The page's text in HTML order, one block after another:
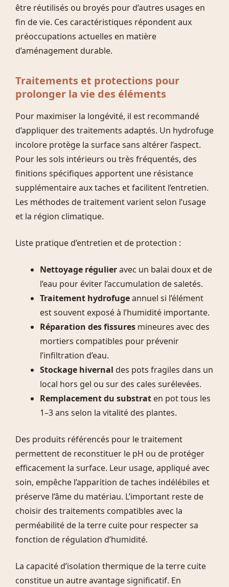
être réutilisés ou broyés pour d’autres usages en
fin de vie. Ces caractéristiques répondent aux
préoccupations actuelles en matière
d’aménagement durable.
Traitements et protections pour
prolonger la vie des éléments
Pour maximiser la longévité, il est recommandé
d’appliquer des traitements adaptés. Un hydrofuge
incolore protège la surface sans altérer l’aspect.
Pour les sols intérieurs ou très fréquentés, des
finitions spécifiques apportent une résistance
supplémentaire aux taches et facilitent l’entretien.
Les méthodes de traitement varient selon l’usage
et la région climatique.
Liste pratique d’entretien et de protection :
Nettoyage régulieravec un balai doux et de
l’eau pour éviter l’accumulation de saletés.
Traitement hydrofugeannuel si l’élément
est souvent exposé à l’humidité importante.
Réparation des fissures mineures avec des
mortiers compatibles pour prévenir
l’infiltration d’eau.
Stockage hivernal des pots fragiles dans un
local hors gel ou sur des cales surélevées.
Remplacement du substrat en pot tous les
1–3 ans selon la vitalité des plantes.
Des produits référencés pour le traitement
permettent de reconstituer le pH ou de protéger
efficacement la surface. Leur usage, appliqué avec
soin, empêche l’apparition de taches indélébiles et
préserve l’âme du matériau. L’important reste de
choisir des traitements compatibles avec la
perméabilité de la terre cuite pour respecter sa
fonction de régulation d’humidité.
La capacité d’isolation thermique de la terre cuite
constitue un autre avantage significatif. En